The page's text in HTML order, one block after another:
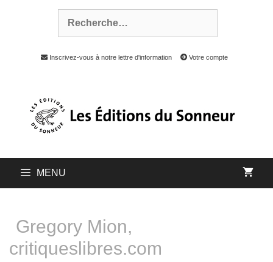
Inscrivez-vous à notre lettre d'information Votre compte
MENU
Gregory Mion,
critiqueslibres.com